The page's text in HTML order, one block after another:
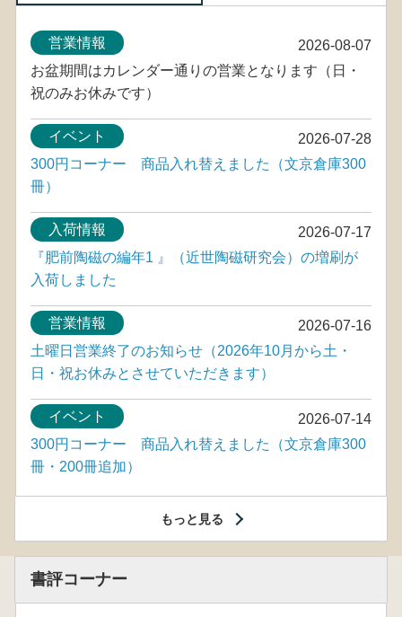
2026-08-07
営業情報
お盆期間はカレンダー通りの営業となります（日・
祝のみお休みです）
2026-07-28
イベント
300円コーナー 商品入れ替えました（文京倉庫300
冊）
2026-07-17
入荷情報
『肥前陶磁の編年1 』（近世陶磁研究会）の増刷が
入荷しました
2026-07-16
営業情報
土曜日営業終了のお知らせ（2026年10月から土・
日・祝お休みとさせていただきます）
2026-07-14
イベント
300円コーナー 商品入れ替えました（文京倉庫300
冊・200冊追加）
もっと見る
書評コーナー